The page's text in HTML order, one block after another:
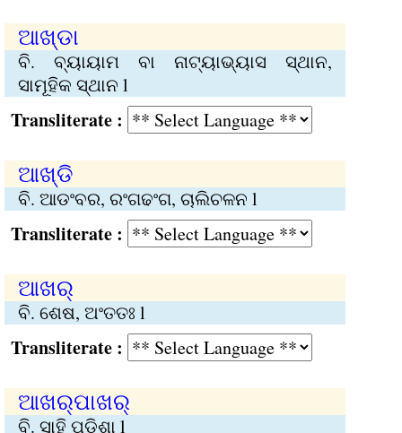
ଆଖ୍‍ଡା
ବି. ବ୍ୟାୟାମ ବା ନାଟ୍ୟାଭ୍ୟାସ ସ୍ଥାନ,
ସାମୂହିକ ସ୍ଥାନ l
:
ଆଖ୍‍ଡି
ବି. ଆଡଂବର, ରଂଗଢଂଗ, ଚାଲିଚଳନ l
:
ଆଖର୍‍
ବି. ଶେଷ, ଅଂତତଃ l
:
ଆଖର୍‍ପାଖର୍‍
ବି. ସାହି ପଡିଶା l